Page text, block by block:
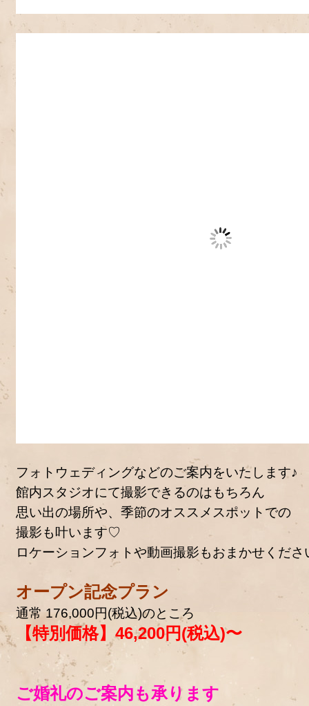
フォトウェディングなどのご案内をいたします♪
館内スタジオにて撮影できるのはもちろん
思い出の場所や、季節のオススメスポットでの
撮影も叶います♡
ロケーションフォトや動画撮影もおまかせくださ
オープン記念プラン
通常 176,000円(税込)のところ
【特別価格】46,200円(税込)〜
ご婚礼のご案内も承ります